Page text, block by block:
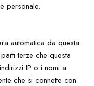
personale.
automatica da questa
terze che questa
IP o i nomi a
che si connette con